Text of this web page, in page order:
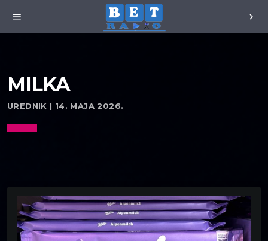
menu chevron_right
MILKA
UREDNIK | 14. MAJA 2026.